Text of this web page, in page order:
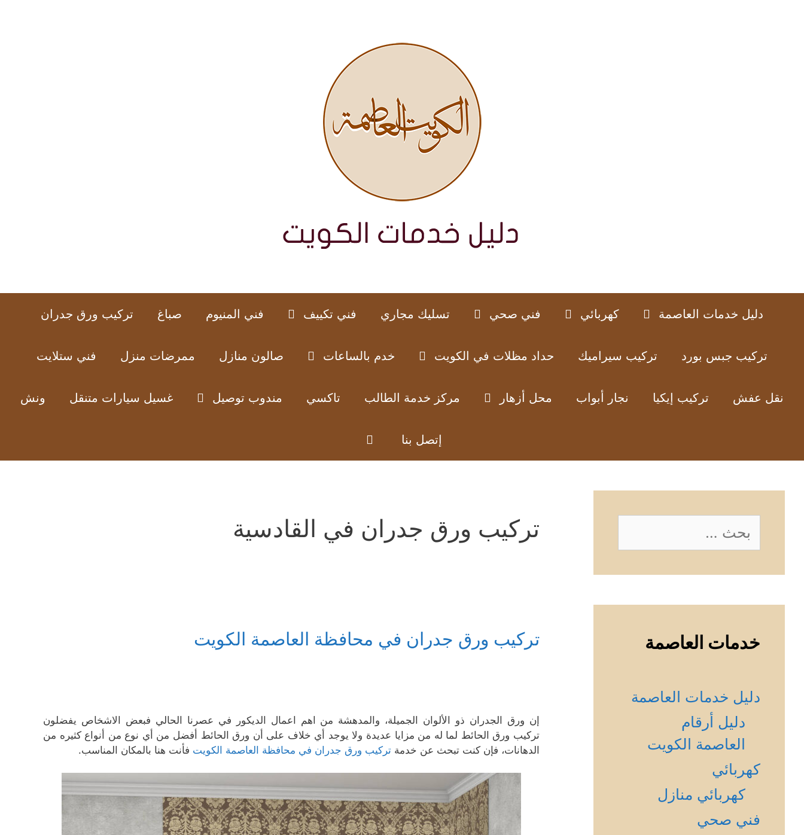
دليل خدمات العاصمة كهربائي فني صحي تسليك مجاري فني تكييف فني المنيوم صباغ تركيب ورق جدران
تركيب جبس بورد تركيب سيراميك حداد مظلات في الكويت خدم بالساعات صالون منازل ممرضات منزل فني ستلايت
نقل عفش تركيب إيكيا نجار أبواب محل أزهار مركز خدمة الطالب تاكسي مندوب توصيل غسيل سيارات متنقل ونش
إتصل بنا
تركيب ورق جدران في القادسية
تركيب ورق جدران في محافظة العاصمة الكويت
إن ورق الجدران ذو الألوان الجميلة، والمدهشة من اهم اعمال الديكور في عصرنا الحالي فبعض الاشخاص يفضلون
تركيب ورق الحائط لما له من مزايا عديدة ولا يوجد أي خلاف على أن ورق الحائط أفضل من أي نوع من أنواع كثيره من
الدهانات، فإن كنت تبحث عن خدمة تركيب ورق جدران في محافظة العاصمة الكويت فأنت هنا بالمكان المناسب.
البحث
عن:
خدمات العاصمة
دليل خدمات العاصمة
دليل أرقام
العاصمة الكويت
كهربائي
كهربائي منازل
فني صحي